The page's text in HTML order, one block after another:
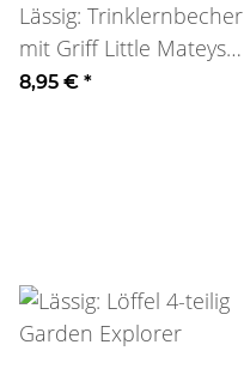
Lässig: Trinklernbecher
mit Griff Little Mateys
blau
8,95 € *